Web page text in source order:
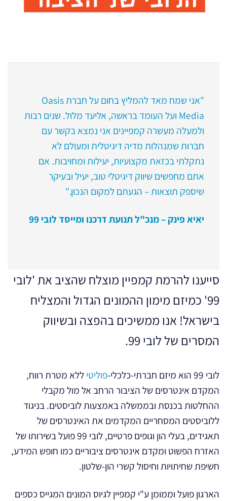
"אני שמח מאד להמליץ בחום על חברת Oasis
Media ועל העומד בראשה, אליעד מלול. שנים רבות
ולמעלה מעשרה קמפיינים אני נמצא בקשר עם
חברות שמנהלות מדיה דיגיטלית ומעולם לא
נתקלתי בכזאת מקצועיות, יעילות ומחויבות. אם
אתם מחפשים שיווק דיגיטלי טוב, יעיל ובעיקר
שיספק תוצאות – הגעתם למקום הנכון."
יאיא פינק – מנכ"ל תנועת דרכנו ומייסד לובי 99
סייענו להרמת קמפיין מוצלח שהציב את 'לובי
99' כמיזם מימון ההמונים הגדול והמצליח
בישראל! אנו ממשיכים בהפצה ובשיווק
המסרים של לובי 99.
לובי 99 הוא מיזם חברתי-כלכלי- פוליטיללא מטרת רווח,
המקדם אינטרסים של הציבור הרחב אל מול מקבלי
ההחלטות בכנסת ובממשלה באמצעות לוביסטים. בניגוד
ללוביסטים המסחריים המקדמים את האינטרסים של
תאגידים, בעלי הון וגופים פרטיים, לובי 99 פועל בשירותו של
האזרח הפשוט ומקדם אינטרסים ציבוריים כמו חופש המידע,
חשיפת שחיתויות וחיסול קשרי הון-שלטון.
הארגון פועל וממומן ע"י קמפיין לגיוס המונים המגייס כספים